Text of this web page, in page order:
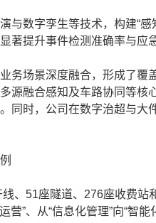
数字孪生等技术，构建“
著提升事件检测准确率与应
场景深度融合，形成了覆
源融合感知及车路协同等核
同时，公司在数字治超与
51座隧道、276座收费站
”、从“信息化管理”向“智能